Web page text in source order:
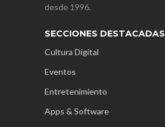
desde 1996.
SECCIONES DESTACADAS
Cultura Digital
Eventos
Entretenimiento
Apps & Software